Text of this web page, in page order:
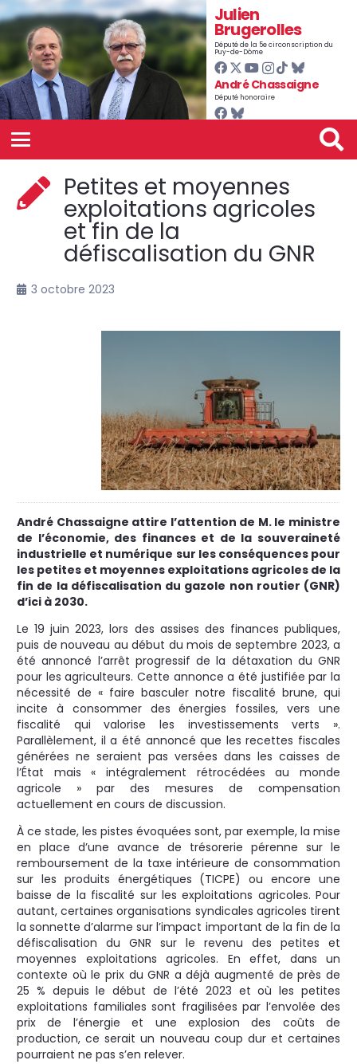
Julien
Brugerolles
Député de la 5e circonscription du
Puy-de-Dôme
André Chassaigne
Député honoraire
Petites et moyennes
exploitations agricoles
et fin de la
défiscalisation du GNR
3 octobre 2023
André Chassaigne attire l’attention de M. le ministre
de l’économie, des finances et de la souveraineté
industrielle et numérique sur les conséquences pour
les petites et moyennes exploitations agricoles de la
fin de la défiscalisation du gazole non routier (GNR)
d’ici à 2030.
Le 19 juin 2023, lors des assises des finances publiques,
puis de nouveau au début du mois de septembre 2023, a
été annoncé l’arrêt progressif de la détaxation du GNR
pour les agriculteurs. Cette annonce a été justifiée par la
nécessité de « faire basculer notre fiscalité brune, qui
incite à consommer des énergies fossiles, vers une
fiscalité qui valorise les investissements verts ».
Parallèlement, il a été annoncé que les recettes fiscales
générées ne seraient pas versées dans les caisses de
l’État mais « intégralement rétrocédées au monde
agricole » par des mesures de compensation
actuellement en cours de discussion.
À ce stade, les pistes évoquées sont, par exemple, la mise
en place d’une avance de trésorerie pérenne sur le
remboursement de la taxe intérieure de consommation
sur les produits énergétiques (TICPE) ou encore une
baisse de la fiscalité sur les exploitations agricoles. Pour
autant, certaines organisations syndicales agricoles tirent
la sonnette d’alarme sur l’impact important de la fin de la
défiscalisation du GNR sur le revenu des petites et
moyennes exploitations agricoles. En effet, dans un
contexte où le prix du GNR a déjà augmenté de près de
25 % depuis le début de l’été 2023 et où les petites
exploitations familiales sont fragilisées par l’envolée des
prix de l’énergie et une explosion des coûts de
production, ce serait un nouveau coup dur et certaines
pourraient ne pas s’en relever.